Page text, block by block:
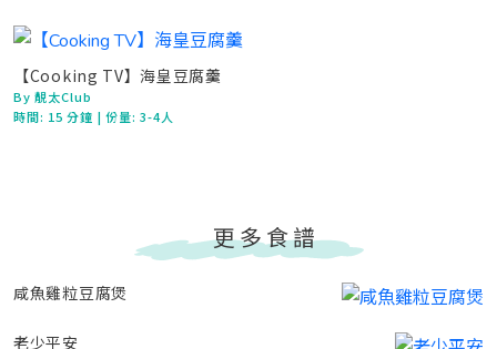
【Cooking TV】海皇豆腐羹
By 靚太Club
時間: 15 分鐘 | 份量: 3-4人
更多食譜
咸魚雞粒豆腐煲
老少平安